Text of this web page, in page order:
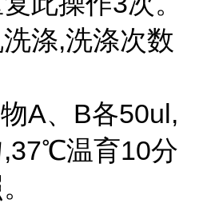
涤,洗涤次数
A、B各50ul,
温育10分